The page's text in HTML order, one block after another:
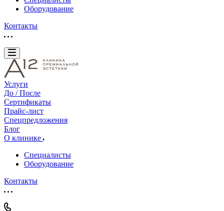
Оборудование
Контакты
Услуги
До / После
Сертификаты
Прайс-лист
Спецпредложения
Блог
О клинике
Специалисты
Оборудование
Контакты